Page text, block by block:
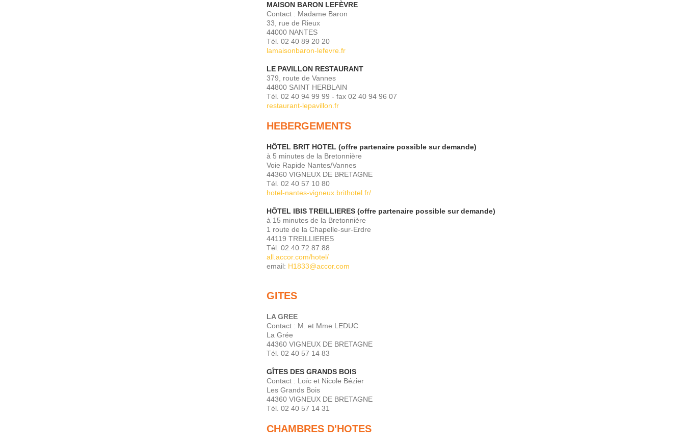
MAISON BARON LEFÈVRE
Contact : Madame Baron
33, rue de Rieux
44000 NANTES
Tél. 02 40 89 20 20
lamaisonbaron-lefevre.fr
LE PAVILLON RESTAURANT
379, route de Vannes
44800 SAINT HERBLAIN
Tél. 02 40 94 99 99 - fax 02 40 94 96 07
restaurant-lepavillon.fr
HEBERGEMENTS
HÔTEL BRIT HOTEL (offre partenaire possible sur demande)
à 5 minutes de la Bretonnière
Voie Rapide Nantes/Vannes
44360 VIGNEUX DE BRETAGNE
Tél. 02 40 57 10 80
hotel-nantes-vigneux.brithotel.fr/
HÔTEL IBIS TREILLIERES (offre partenaire possible sur demande)
à 15 minutes de la Bretonnière
1 route de la Chapelle-sur-Erdre
44119 TREILLIERES
Tél. 02.40.72.87.88
all.accor.com/hotel/
email: H1833@accor.com
GITES
LA GREE
Contact : M. et Mme LEDUC
La Grée
44360 VIGNEUX DE BRETAGNE
Tél. 02 40 57 14 83
GÎTES DES GRANDS BOIS
Contact : Loïc et Nicole Bézier
Les Grands Bois
44360 VIGNEUX DE BRETAGNE
Tél. 02 40 57 14 31
CHAMBRES D'HOTES